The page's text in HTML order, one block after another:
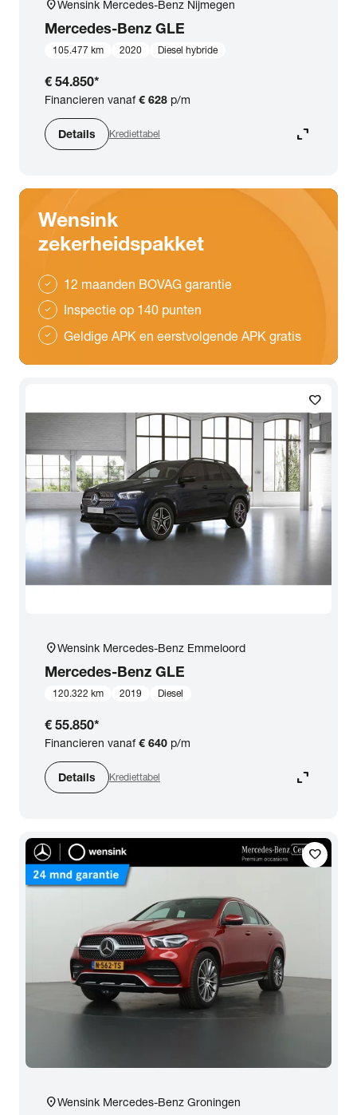
location_onWensink Mercedes-Benz Nijmegen
Mercedes-Benz GLE
105.477 km 2020 Diesel hybride
€ 54.850*
Financieren vanaf€ 628 p/m
Details Krediettabel expand_content
Wensink
zekerheidspakket
check 12 maanden BOVAG garantie
check Inspectie op 140 punten
check Geldige APK en eerstvolgende APK gratis
favorite
location_onWensink Mercedes-Benz Emmeloord
Mercedes-Benz GLE
120.322 km 2019 Diesel
€ 55.850*
Financieren vanaf€ 640 p/m
Details Krediettabel expand_content
favorite
location_onWensink Mercedes-Benz Groningen